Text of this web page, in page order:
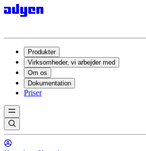
Produkter
Virksomheder, vi arbejder med
Om os
Dokumentation
Priser